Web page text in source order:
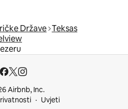
Države Teksas
Airbnb, Inc.
Uvjeti